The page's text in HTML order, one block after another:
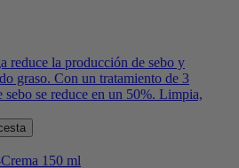
reduce la producción de sebo y
graso. Con un tratamiento de 3
sebo se reduce en un 50%. Limpia,